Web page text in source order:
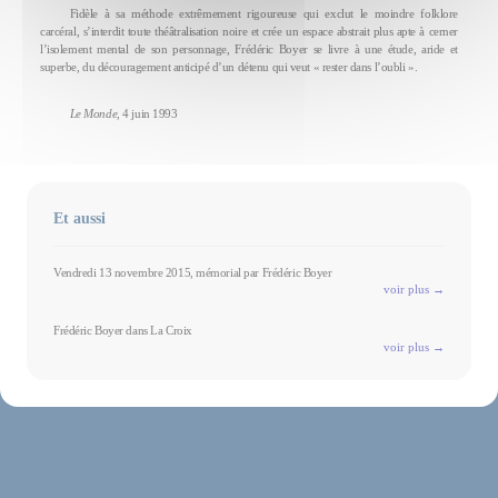
Fidèle à sa méthode extrêmement rigoureuse qui exclut le moindre folklore
carcéral, s’interdit toute théâtralisation noire et crée un espace abstrait plus apte à cerner
l’isolement mental de son personnage, Frédéric Boyer se livre à une étude, aride et
superbe, du découragement anticipé d’un détenu qui veut « rester dans l’oubli ».
Le Monde, 4 juin 1993
Et aussi
Vendredi 13 novembre 2015, mémorial par Frédéric Boyer
voir plus →
Frédéric Boyer dans La Croix
voir plus →